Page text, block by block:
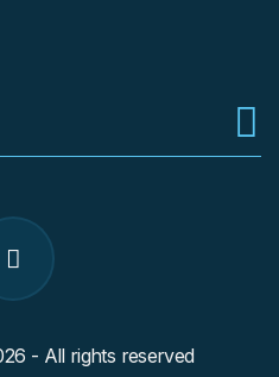
- All rights reserved